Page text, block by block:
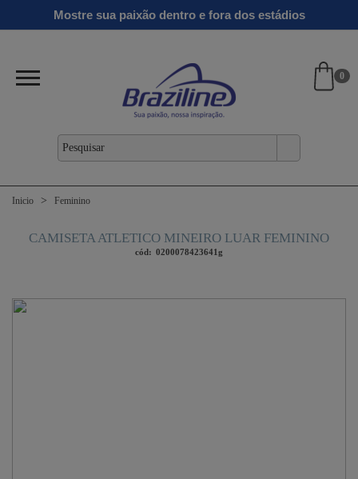
Mostre sua paixão dentro e fora dos estádios
Clássicos
Linha
Gold
Verão
0
Inicio Feminino
CAMISETA ATLETICO MINEIRO LUAR FEMININO
cód: 0200078423641g